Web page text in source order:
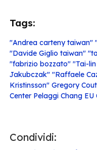
Tags:
"Andrea carteny taiwan"
"Davide Giglio taiwan"
"fabrizio bozzato" "Tai-
Jakubczak" "Raffaele
Kristinsson" Gregory
Center Pelaggi Chang EU
Condividi: